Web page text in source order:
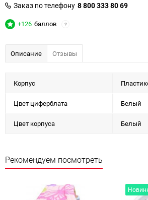
Заказ по телефону 8 800 333 80 69
+126 баллов ?
Описание Отзывы
Корпус
Цвет циферблата Белый
Цвет корпуса Белый
Рекомендуем посмотреть